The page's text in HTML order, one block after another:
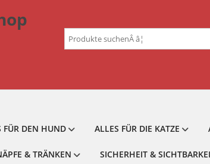
Suchen
nach:
FÜR DEN HUND ALLES FÜR DIE KATZE
& TRÄNKEN SICHERHEIT &